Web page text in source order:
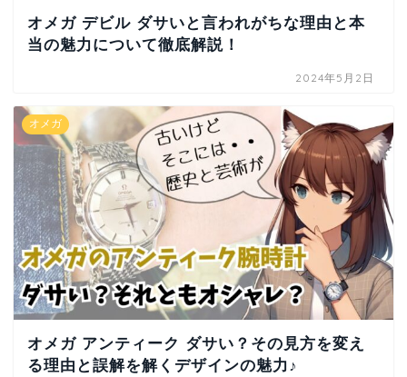
オメガ デビル ダサいと言われがちな理由と本
当の魅力について徹底解説！
2024年5月2日
オメガ
オメガ アンティーク ダサい？その見方を変え
る理由と誤解を解くデザインの魅力♪